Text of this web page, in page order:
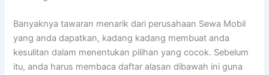
Banyaknya tawaran menarik dari perusahaan Sewa Mobil
yang anda dapatkan, kadang kadang membuat anda
kesulitan dalam menentukan pilihan yang cocok. Sebelum
itu, anda harus membaca daftar alasan dibawah ini guna